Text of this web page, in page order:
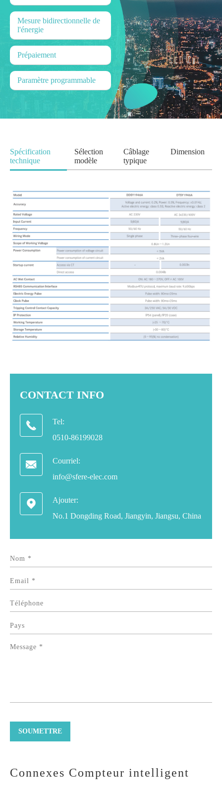
Mesure bidirectionnelle de
l'énergie
Prépaiement
Paramètre programmable
Spécification
technique
Sélection
modèle
Câblage
typique
Dimension
CONTACT INFO

Tel:
0510-86199028

Courriel:
info@sfere-elec.com

Ajouter:
No.1 Dongding Road, Jiangyin, Jiangsu, China
Connexes Compteur intelligent